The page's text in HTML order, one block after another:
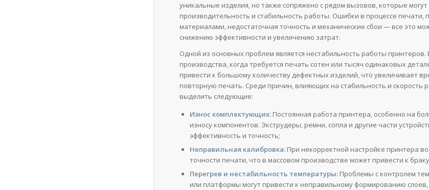
уникальные изделия, но также сопряжено с рядом вызовов, которые могут
производительность и стабильность работы. Ошибки в процессе печати,
материалами, недостаточная точность и механические сбои — все это
снижению эффективности и увеличению затрат.
Одной из основных проблем является нестабильность работы принтеров.
производства, когда требуется печать сотен или тысяч одинаковых
привести к большому количеству дефектных изделий, что увеличивает
повторную печать. Среди причин, влияющих на стабильность и скорость
выделить следующие:
Износ комплектующих: Постоянная работа принтера, особенно на
износу компонентов. Экструдеры, ремни, сопла и другие части
эффективность и точность;
Неправильная калибровка: При некорректной настройке принтера
точности печати, что в массовом производстве может привести к
Перегрев и нестабильность температуры: Проблемы с контролем
или платформы могут привести к неправильному формированию